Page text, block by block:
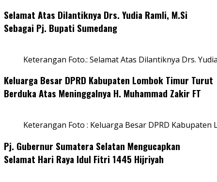
Selamat Atas Dilantiknya Drs. Yudia Ramli, M.Si
Sebagai Pj. Bupati Sumedang
Keterangan Foto.: Selamat Atas Dilantiknya Drs.
Keluarga Besar DPRD Kabupaten Lombok Timur Turut
Berduka Atas Meninggalnya H. Muhammad Zakir FT
Keterangan Foto : Keluarga Besar DPRD
Pj. Gubernur Sumatera Selatan Mengucapkan
Selamat Hari Raya Idul Fitri 1445 Hijriyah